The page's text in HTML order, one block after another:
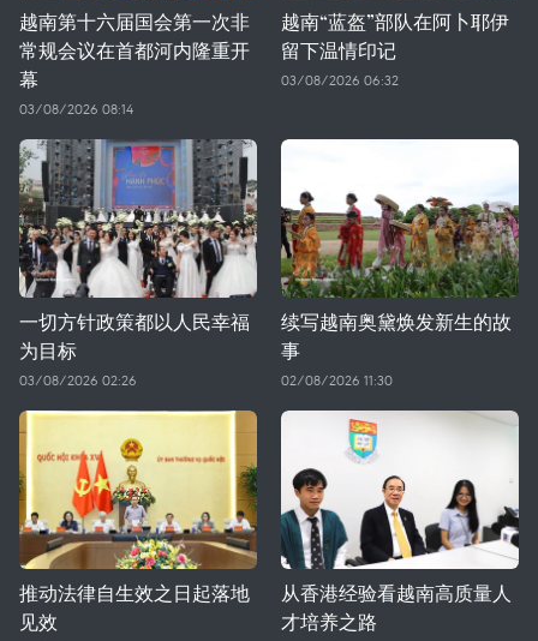
越南第十六届国会第一次非
常规会议在首都河内隆重开
幕
03/08/2026 08:14
越南“蓝盔”部队在阿卜耶伊
留下温情印记
03/08/2026 06:32
一切方针政策都以人民幸福
为目标
03/08/2026 02:26
续写越南奥黛焕发新生的故
事
02/08/2026 11:30
推动法律自生效之日起落地
见效
从香港经验看越南高质量人
才培养之路